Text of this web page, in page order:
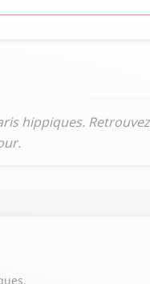
hippiques.